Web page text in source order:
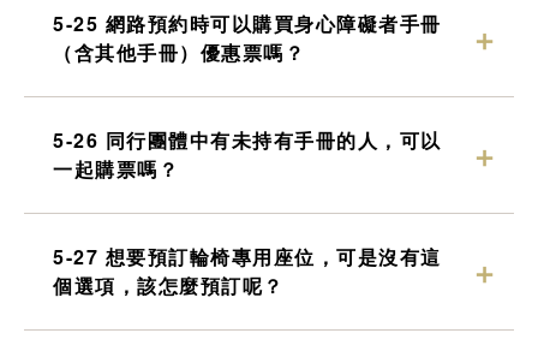
5-25 網路預約時可以購買身心障礙者手冊
（含其他手冊）優惠票嗎？
5-26 同行團體中有未持有手冊的人，可以
一起購票嗎？
5-27 想要預訂輪椅專用座位，可是沒有這
個選項，該怎麼預訂呢？